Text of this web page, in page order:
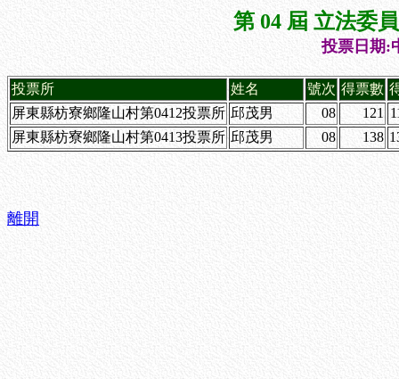
第 04 屆 立法委
投票日期:
投票所 姓名 號次 得票數
屏東縣枋寮鄉隆山村第0412投票所 邱茂男 08 121
屏東縣枋寮鄉隆山村第0413投票所 邱茂男 08 138
離開